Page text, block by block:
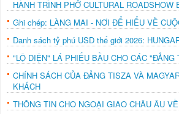
HÀNH TRÌNH PHỞ CULTURAL ROADSHOW
Ghi chép: LÀNG MAI - NƠI ĐỂ HIỂU VỀ
Danh sách tỷ phú USD thế giới 2026:
"LỘ DIỆN" LÁ PHIẾU BẦU CHO CÁC "ĐẢNG
CHÍNH SÁCH CỦA ĐẢNG TISZA VÀ
KHÁCH
THÔNG TIN CHO NGOẠI GIAO CHÂU ÂU